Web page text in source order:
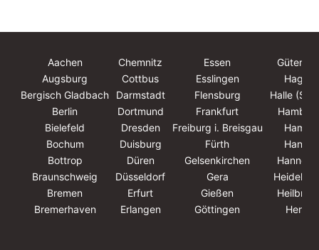
Aachen Chemnitz Essen
Augsburg
Cottbus Esslingen
Hagen
Bergisch Gladbach
Darmstadt Flensburg
Halle
Berlin
Dortmund Frankfurt
Bielefeld
Dresden Freiburg i. Breisgau
Hamm
Bochum
Duisburg Fürth
Hanau
Bottrop
Düren Gelsenkirchen
Braunschweig
Düsseldorf Gera
Bremen
Erfurt Gießen
Bremerhaven
Erlangen Göttingen Herne